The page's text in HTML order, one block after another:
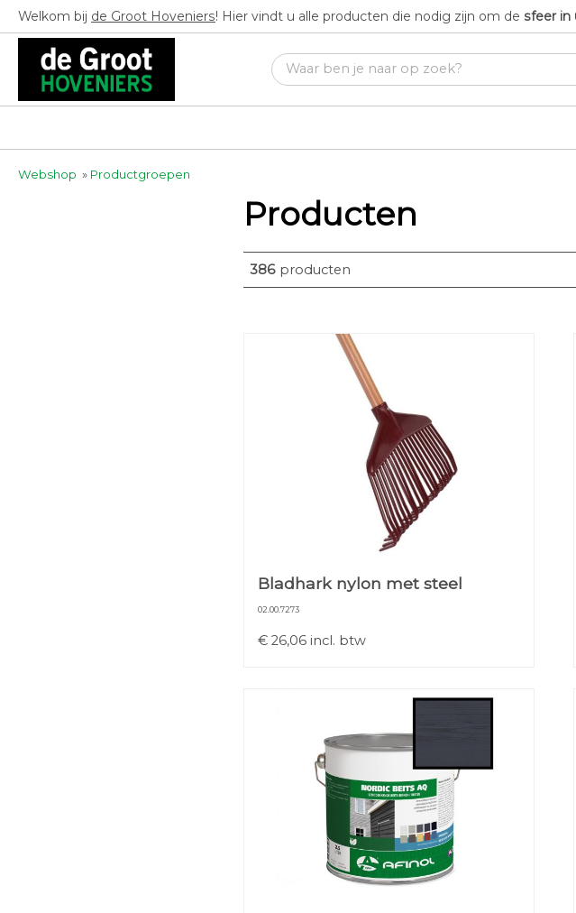
Welkom bij de Groot Hoveniers! Hier vindt u alle producten die nodig zijn om de sfeer in
Webshop » Productgroepen
Producten
386 producten
Bladhark nylon met steel
02.00.7273
€ 26,06 incl. btw